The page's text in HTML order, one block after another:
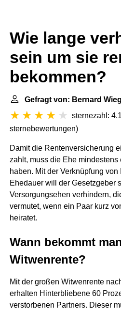
Wie lange
sein um sie
bekommen?
Gefragt von: Bernard
sternezahl:
sternebewertungen)
Damit die Rentenversicherung
zahlt, muss die Ehe mindestens
haben. Mit der Verknüpfung
Ehedauer will der Gesetzgeber
Versorgungsehen verhindern,
vermutet, wenn ein Paar kurz
heiratet.
Wann bekommt
Witwenrente?
Mit der großen Witwenrente
erhalten Hinterbliebene 60
verstorbenen Partners. Dieser